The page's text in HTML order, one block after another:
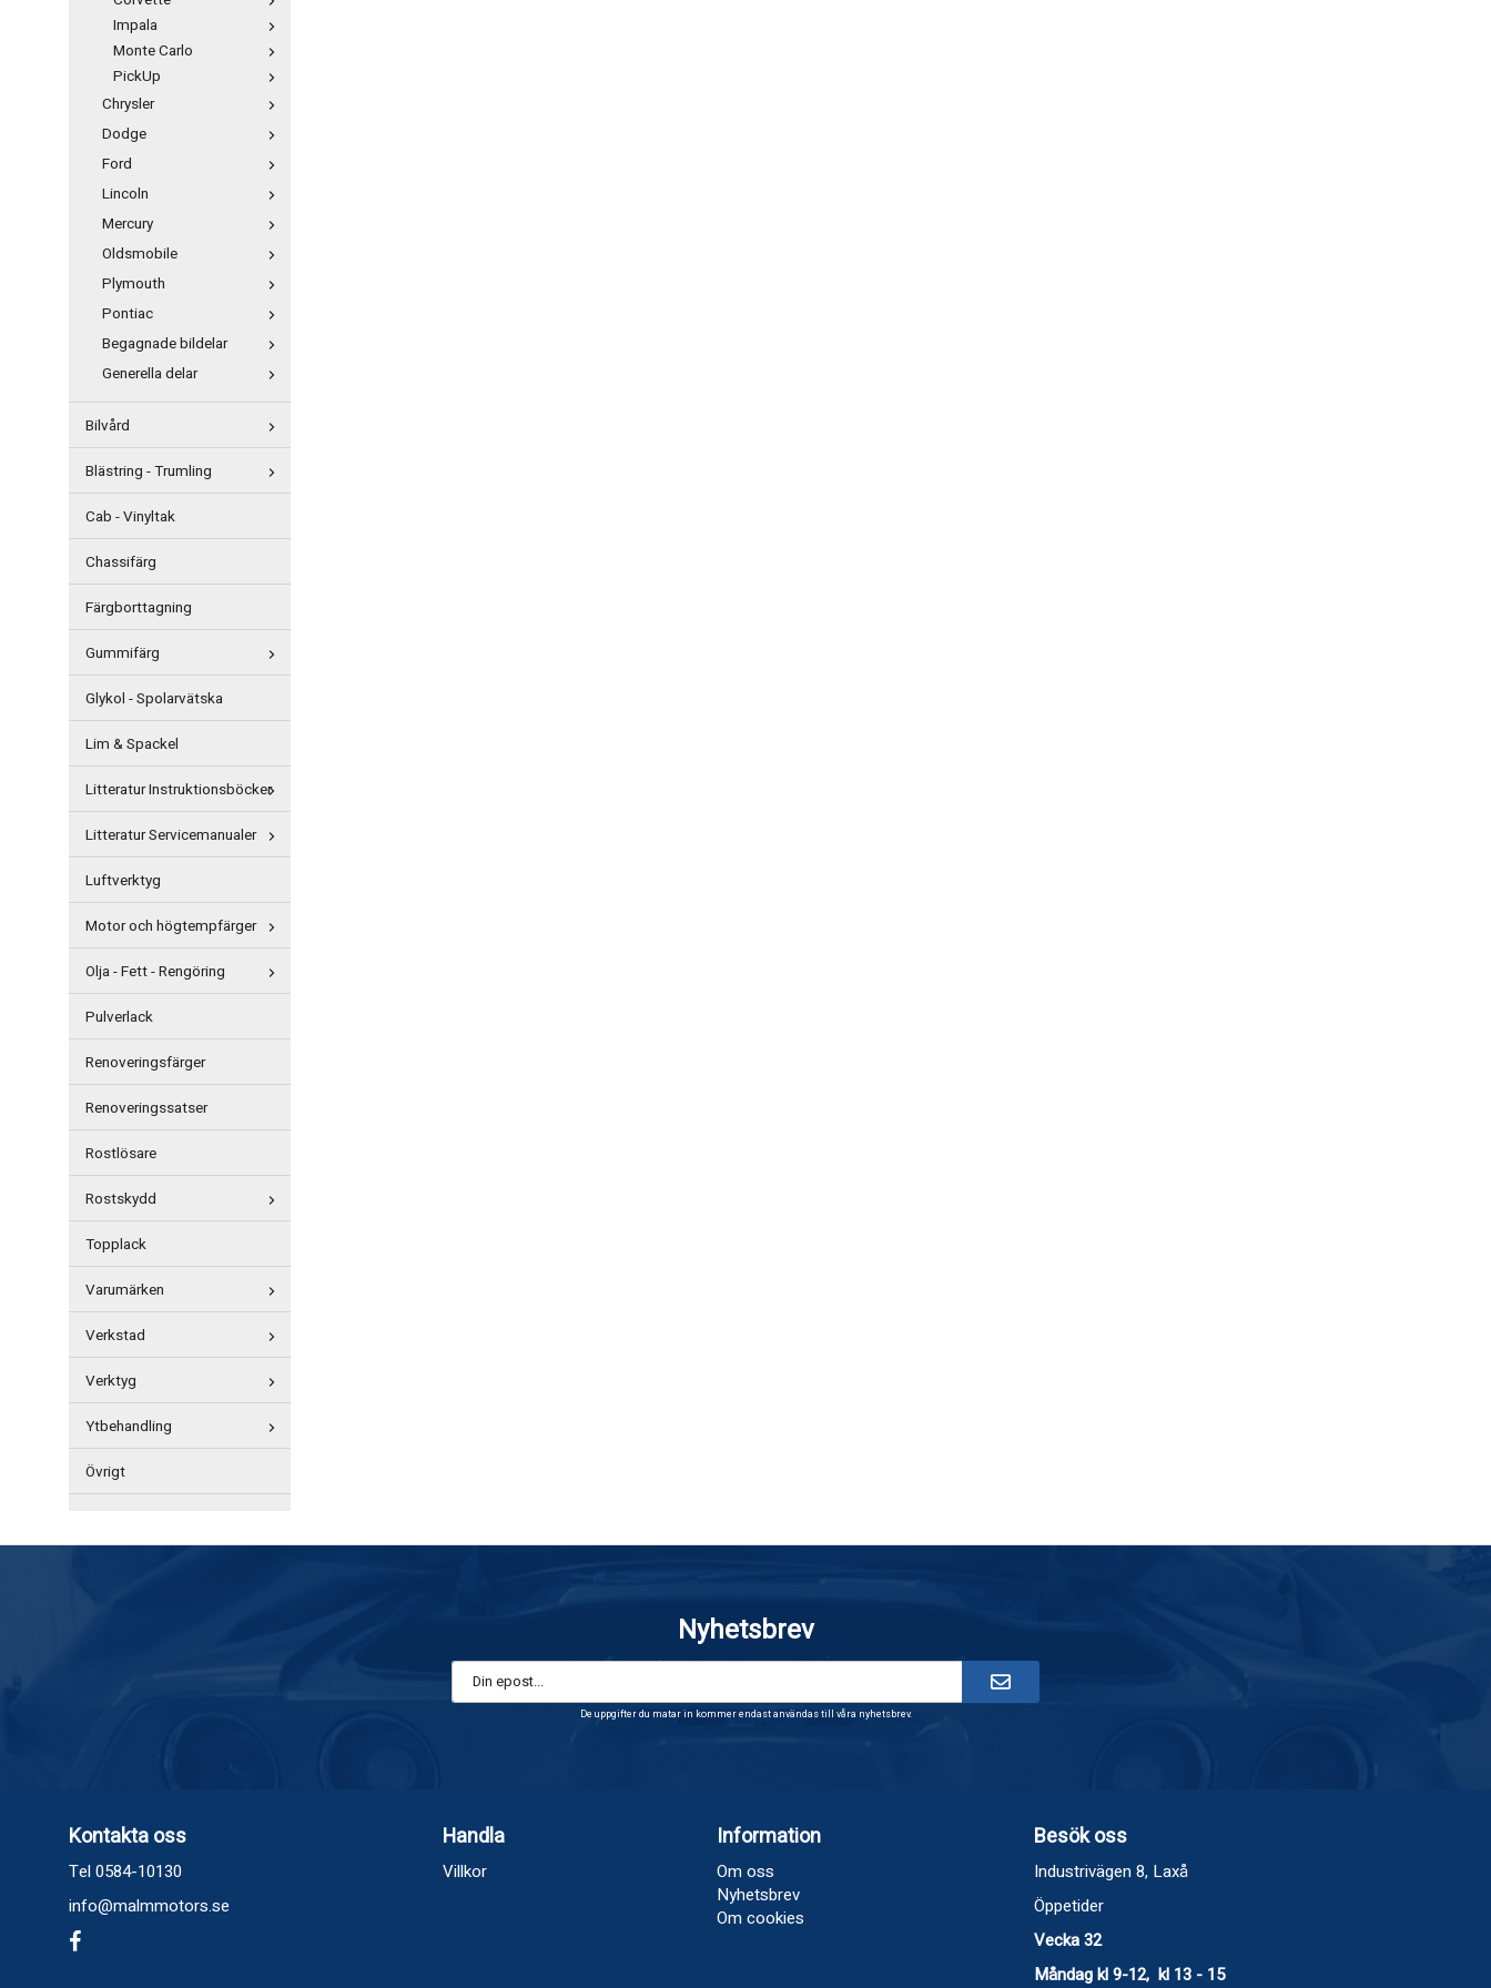
Impala
Monte Carlo
PickUp
Chrysler
Dodge
Ford
Lincoln
Mercury
Oldsmobile
Plymouth
Pontiac
Begagnade bildelar
Generella delar
Bilvård
Blästring - Trumling
Cab - Vinyltak
Chassifärg
Färgborttagning
Gummifärg
Glykol - Spolarvätska
Lim & Spackel
Litteratur Instruktionsböcker
Litteratur Servicemanualer
Luftverktyg
Motor och högtempfärger
Olja - Fett - Rengöring
Pulverlack
Renoveringsfärger
Renoveringssatser
Rostlösare
Rostskydd
Topplack
Varumärken
Verkstad
Verktyg
Ytbehandling
Övrigt
Nyhetsbrev
De uppgifter du matar in kommer endast användas till våra nyhetsbrev.
Kontakta oss
Tel 0584-10130
info@malmmotors.se
Handla
Villkor
Information
Om oss
Nyhetsbrev
Om cookies
Besök oss
Industrivägen 8, Laxå
Öppetider
Vecka 32
Måndag kl 9-12, kl 13 - 15